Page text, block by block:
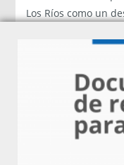
Los Ríos como un
SERNATUR Los
consecuencia de
estado realizando
año pasado y con